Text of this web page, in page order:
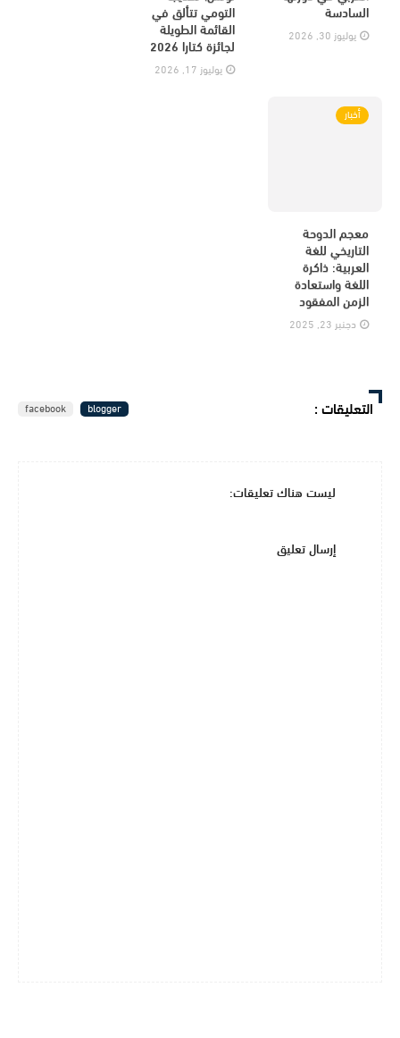
السادسة
يوليوز 30, 2026
التومي تتألق في
القائمة الطويلة
لجائزة كتارا 2026
يوليوز 17, 2026
أخبار
معجم الدوحة
التاريخي للغة
العربية: ذاكرة
اللغة واستعادة
الزمن المفقود
دجنبر 23, 2025
التعليقات :
blogger
facebook
ليست هناك تعليقات:
إرسال تعليق